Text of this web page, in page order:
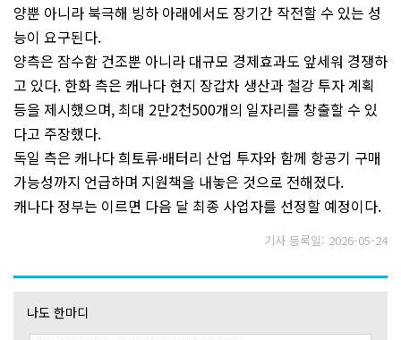
양뿐 아니라 북극해 빙하 아래에서도 장기간 작전할 수 있는 성
능이 요구된다.
양측은 잠수함 건조뿐 아니라 대규모 경제효과도 앞세워 경쟁하
고 있다. 한화 측은 캐나다 현지 장갑차 생산과 철강 투자 계획
등을 제시했으며, 최대 2만2천500개의 일자리를 창출할 수 있
다고 주장했다.
독일 측은 캐나다 희토류·배터리 산업 투자와 함께 항공기 구매
가능성까지 언급하며 지원책을 내놓은 것으로 전해졌다.
캐나다 정부는 이르면 다음 달 최종 사업자를 선정할 예정이다.
기사 등록일: 2026-05-24
나도 한마디